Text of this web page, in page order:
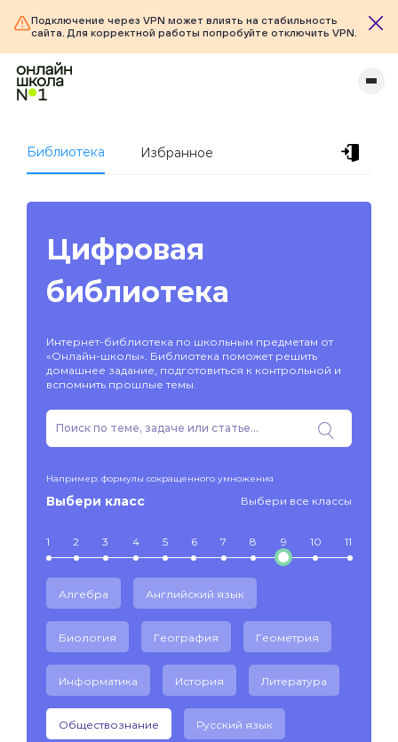
Подключение через VPN может влиять на стабильность
сайта. Для корректной работы попробуйте отключить VPN.
Библиотека Избранное
Цифровая
библиотека
Интернет-библиотека по школьным предметам от
«Онлайн-школы». Библиотека поможет решить
домашнее задание, подготовиться к контрольной и
вспомнить прошлые темы.
Например: формулы сокращенного умножения
Выбери класс Выбери все классы
1 2 3 4 5 6 7 8 9 10 11
Алгебра Английский язык
Биология География Геометрия
Информатика История Литература
Обществознание Русский язык